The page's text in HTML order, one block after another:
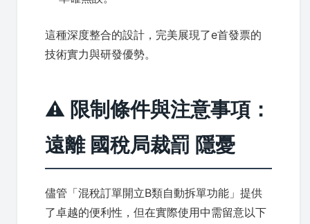
這種深度整合的設計，完美展現了e首發票的
技術實力與研發優勢。
⚠️ 限制條件與注意事項：
遠離 國稅局裁罰 隱憂
儘管「混稅訂單開立B類自動拆單功能」提供
了卓越的便利性，但在實際使用中需留意以下